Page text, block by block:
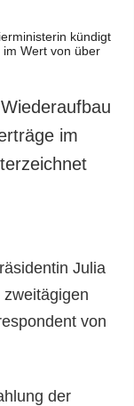
im
Julia
von
der